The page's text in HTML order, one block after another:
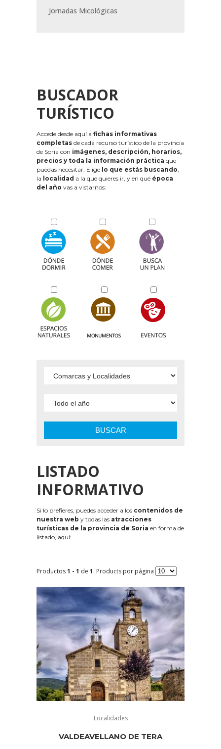
Jornadas Micológicas
BUSCADOR
TURÍSTICO
Accede desde aquí a fichas informativas
completas de cada recurso turístico de la provincia
de Soria con imágenes, descripción, horarios,
precios y toda la información práctica que
puedas necesitar. Elige lo que estás buscando,
la localidad a la que quieres ir, y en qué época
del año vas a vistarnos:
BUSCAR
LISTADO
INFORMATIVO
Si lo prefieres, puedes acceder a los contenidos de
nuestra web y todas las atracciones
turísticas de la provincia de Soria en forma de
listado, aquí:
Productos1 - 1 de 1. Products por página
Localidades
VALDEAVELLANO DE TERA